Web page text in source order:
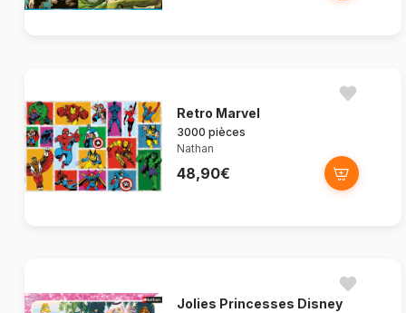
Retro Marvel
3000 pièces
Nathan
48,90€
Jolies Princesses Disney